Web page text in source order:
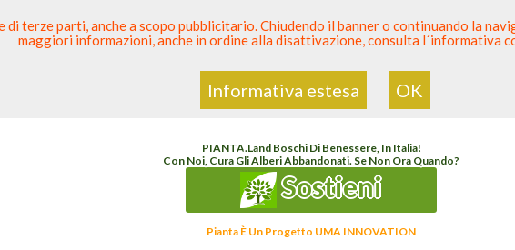
Elenco Dentista Sicuro>Odontoiatria>Ambulatori Dentistici>Sicilia
PIANTA.LandBoschi Di Benessere, In Italia!
Con Noi, Cura Gli Alberi Abbandonati. Se Non Ora Quando?
Sostieni
Pianta È Un Progetto UMA INNOVATION
terze parti, anche a scopo pubblicitario. Chiudendo il banner o continuando la
maggiori informazioni, anche in ordine alla disattivazione, consulta l´informativa
Informativa estesa OK